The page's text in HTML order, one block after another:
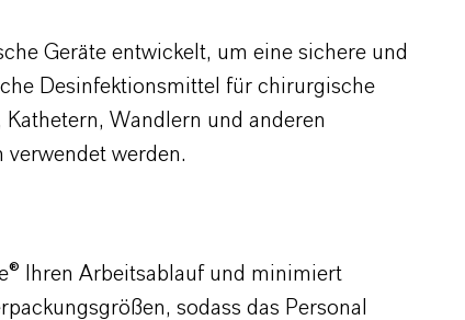
Geräte entwickelt, um eine sichere und
Desinfektionsmittel für chirurgische
Wandlern und anderen
werden.
® Ihren Arbeitsablauf und minimiert
sodass das Personal